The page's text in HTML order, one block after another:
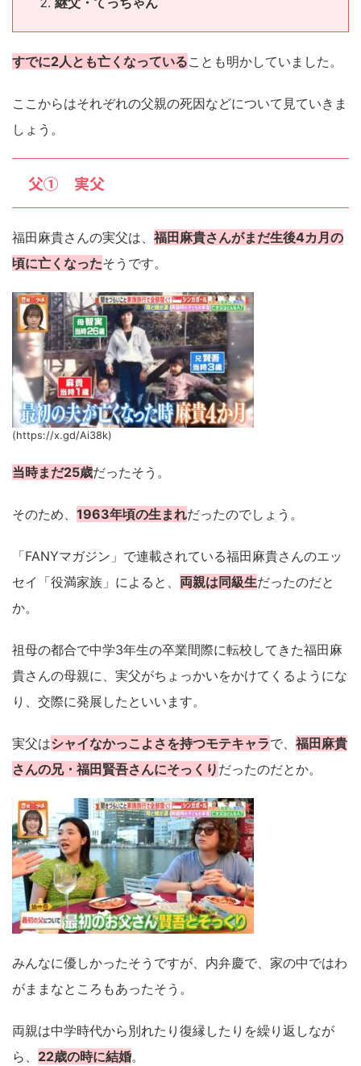
すでに2人とも亡くなっていることも明かしていました。
ここからはそれぞれの父親の死因などについて見ていきま
しょう。
父① 実父
福田麻貴さんの実父は、 福田麻貴さんがまだ生後4カ月の
頃に亡くなったそうです。
(https://x.gd/Ai38k)
当時まだ25歳だったそう。
そのため、 1963年頃の生まれだったのでしょう。
「FANYマガジン」で連載されている福田麻貴さんのエッ
セイ「役満家族」によると、 両親は同級生だったのだと
か。
祖母の都合で中学3年生の卒業間際に転校してきた福田麻
貴さんの母親に、実父がちょっかいをかけてくるようにな
り、交際に発展したといいます。
実父はシャイなかっこよさを持つモテキャラで、 福田麻貴
さんの兄・福田賢吾さんにそっくり だったのだとか。
みんなに優しかったそうですが、内弁慶で、家の中ではわ
がままなところもあったそう。
両親は中学時代から別れたり復縁したりを繰り返しなが
ら、 22歳の時に結婚。